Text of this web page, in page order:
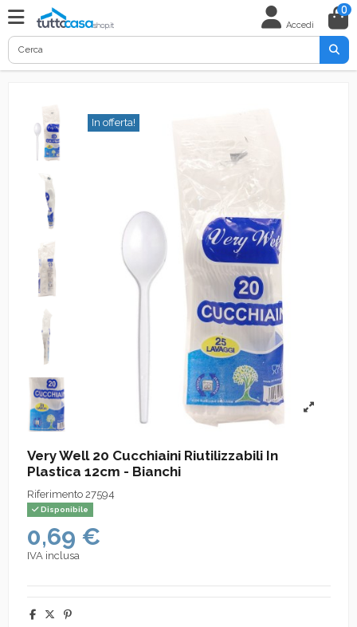
Accedi
0
In offerta!
Very Well 20 Cucchiaini Riutilizzabili In
Plastica 12cm - Bianchi
Riferimento 27594
Disponibile
0,69 €
IVA inclusa